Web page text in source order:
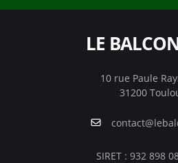
LE
10 rue Paule
31200
SIRET : 932 898